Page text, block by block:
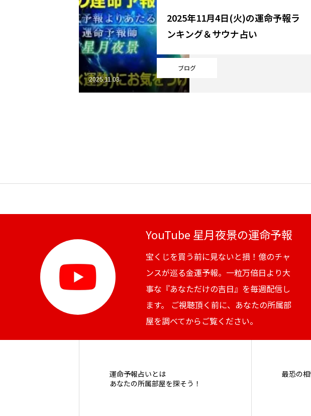
YouTube
Online Store
ブログ
2025年11月4日(火)の運命予報ラ
ンキング＆サウナ占い
2025.11.03
YouTube 星月夜景の運命予報
宝くじを買う前に見ないと損！億のチャ
ンスが巡る金運予報。一粒万倍日より大
事な『あなただけの吉日』を毎週配信し
ます。 ご視聴頂く前に、あなたの所属部
屋を調べてからご覧ください。
運命予報占いとは
あなたの所属部屋を探そう！
最恐の